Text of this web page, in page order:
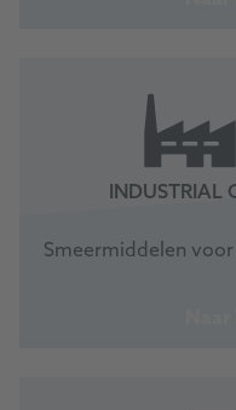
INDUSTRIAL
Smeermiddelen